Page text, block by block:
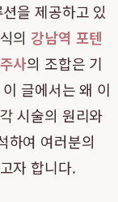
을 제공하고 있
의 강남역 포텐
사의 조합은 기
글에서는 왜 이
시술의 원리와
하여 여러분의
자 합니다.